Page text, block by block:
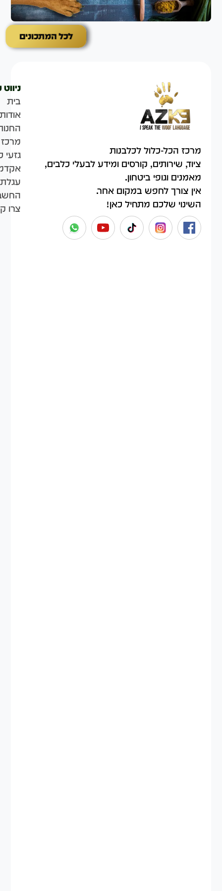
לכל המתכונים
מרכז הכל-כלול לכלבנות
ציוד, שירותים, קורסים ומידע לבעלי כלבים,
מאמנים וגופי ביטחון.
אין צורך לחפש במקום אחר.
השינוי שלכם מתחיל כאן!
בית
אודות
גזעי
עגלת
צרו